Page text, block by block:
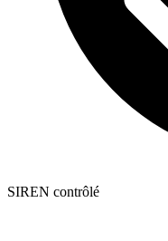
SIREN contrôlé